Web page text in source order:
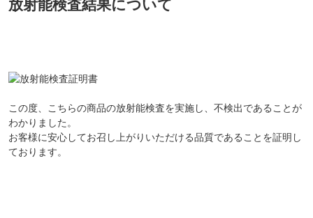
放射能検査結果について
この度、こちらの商品の放射能検査を実施し、不検出であることが
わかりました。
お客様に安心してお召し上がりいただける品質であることを証明し
ております。